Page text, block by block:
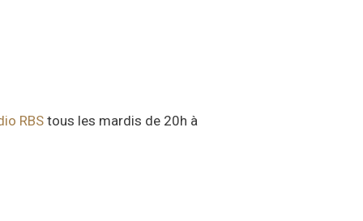
RBS tous les mardis de 20h à